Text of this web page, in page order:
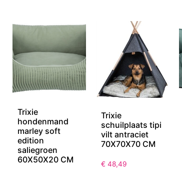
Trixie
hondenmand
marley soft
edition
saliegroen
60X50X20 CM
Trixie
schuilplaats tipi
vilt antraciet
70X70X70 CM
€ 48,49